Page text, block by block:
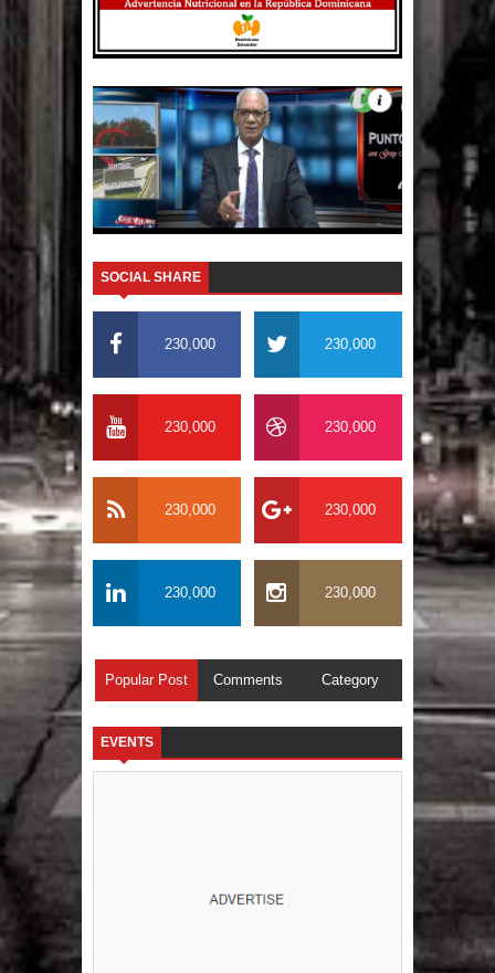
domingo una dirección de hombres
SOCIAL SHARE
230,000 230,000
230,000 230,000
230,000 230,000
230,000 230,000
Popular Post Comments Category
EVENTS